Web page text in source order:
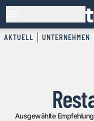
AKTUELL UNTERNEHMEN
Ausgewählte